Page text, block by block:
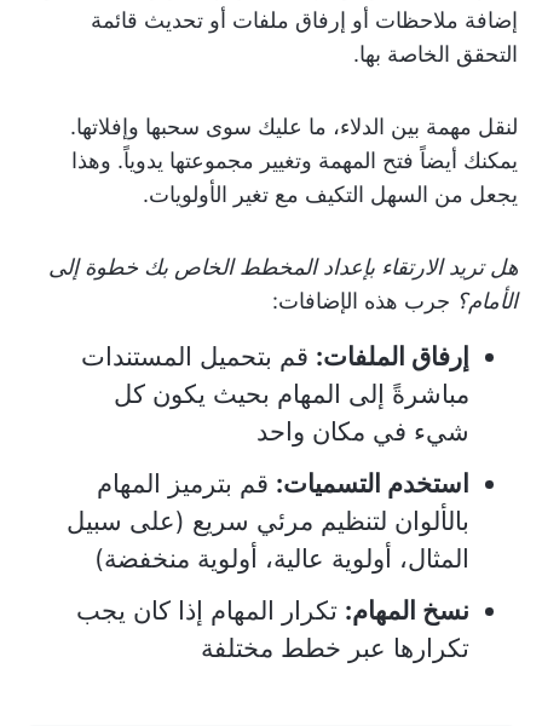
إضافة ملاحظات أو إرفاق ملفات أو تحديث قائمة
التحقق الخاصة بها.
لنقل مهمة بين الدلاء، ما عليك سوى سحبها وإفلاتها.
يمكنك أيضاً فتح المهمة وتغيير مجموعتها يدوياً. وهذا
يجعل من السهل التكيف مع تغير الأولويات.
هل تريد الارتقاء بإعداد المخطط الخاص بك خطوة إلى
الأمام؟ جرب هذه الإضافات:
إرفاق الملفات: قم بتحميل المستندات
مباشرةً إلى المهام بحيث يكون كل
شيء في مكان واحد
استخدم التسميات: قم بترميز المهام
بالألوان لتنظيم مرئي سريع (على سبيل
المثال، أولوية عالية، أولوية منخفضة)
نسخ المهام: تكرار المهام إذا كان يجب
تكرارها عبر خطط مختلفة